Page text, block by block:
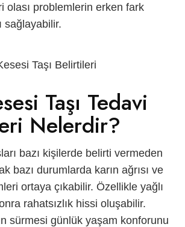
olası problemlerin erken fark
sağlayabilir.
Taşı Tedavi
Nelerdir?
bazı kişilerde belirti vermeden
bazı durumlarda karın ağrısı ve
ortaya çıkabilir. Özellikle yağlı
rahatsızlık hissi oluşabilir.
sürmesi günlük yaşam konforunu